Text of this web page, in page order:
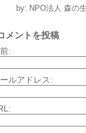
by: NPO法人 森の
メントを投稿
:
ルアドレス: